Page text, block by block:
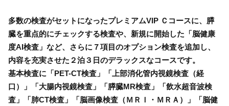
多数の検査がセットになったプレミアムVIP Ｃコースに、膵
臓を重点的にチェックする検査や、新規に開始した「脳健康
度AI検査」など、さらに７項目のオプション検査を追加し、
内容を充実させた２泊３日のデラックスなコースです。
基本検査に「PET-CT検査」「上部消化管内視鏡検査（経
口）」「大腸内視鏡検査」「膵臓MR検査」「飲水超音波検
査」「肺CT検査」「脳画像検査（ＭＲＩ・ＭＲＡ）」「脳健